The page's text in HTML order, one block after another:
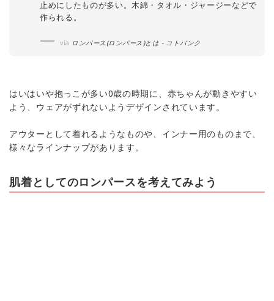
止めにしたものが多い。木綿・タオル・ジャージーなどで
作られる。
via ロンパース(ロンパース)とは - コトバンク
はいはいや抱っこが多い0歳の時期に、赤ちゃんが動きやすい
よう、ウェアがずれないようデザインされています。
アウターとして着れるようなものや、インナー用のものまで、
様々なラインナップがあります。
肌着としてのロンパースを考えてみよう